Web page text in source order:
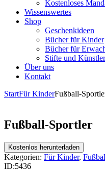
Kostenloses
Wissenswertes
Shop
Geschenkideen
Bücher für Kinder
Bücher für
Stifte und
Über uns
Kontakt
StartFür KinderFußball-
Fußball-Sportler
Kostenlos herunterladen
Kategorien: Für Kinder,
ID:5436